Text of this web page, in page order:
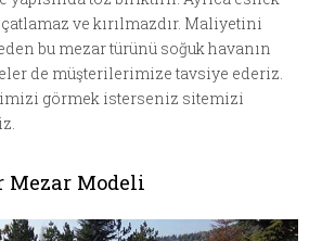
ve kırılmazdır. Maliyetini
bu mezar türünü soğuk havanın
de müşterilerimize tavsiye ederiz.
görmek isterseniz sitemizi
Mezar Modeli